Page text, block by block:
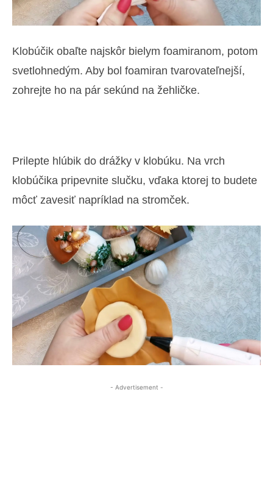
Klobúčik obaľte najskôr bielym foamiranom, potom
svetlohnedým. Aby bol foamiran tvarovateľnejší,
zohrejte ho na pár sekúnd na žehličke.
Prilepte hlúbik do drážky v klobúku. Na vrch
klobúčika pripevnite slučku, vďaka ktorej to budete
môcť zavesiť napríklad na stromček.
- Advertisement -